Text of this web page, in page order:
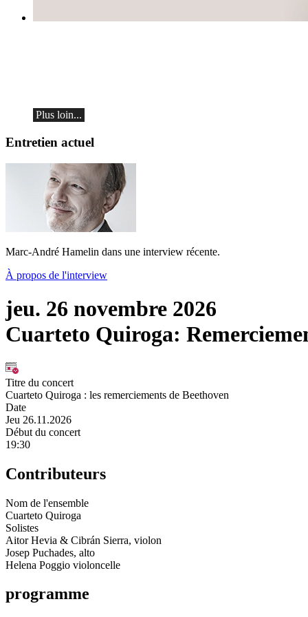
Plus loin...
Entretien actuel
Marc-André Hamelin dans une interview récente.
À propos de l'interview
jeu. 26 novembre 2026
Cuarteto Quiroga:
Titre du concert
Cuarteto Quiroga : les remerciements de Beethoven
Date
Jeu 26.11.2026
Début du concert
19:30
Contributeurs
Nom de l'ensemble
Cuarteto Quiroga
Solistes
Aitor Hevia & Cibrán Sierra, violon
Josep Puchades, alto
Helena Poggio violoncelle
programme